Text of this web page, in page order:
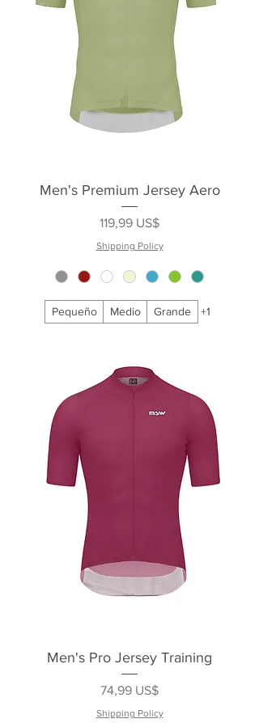
Men's Premium Jersey Aero
Precio
119,99 US$
Shipping Policy
Pequeño Medio Grande +1
Men's Pro Jersey Training
Precio
74,99 US$
Shipping Policy